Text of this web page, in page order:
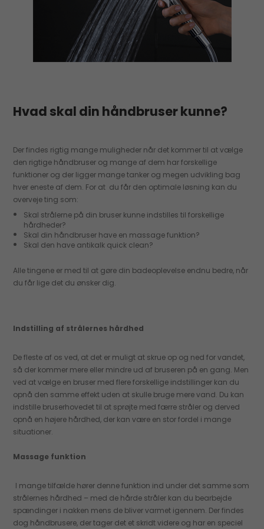
Hvad skal din håndbruser kunne?
Der findes rigtig mange muligheder når det kommer til at vælge
den rigtige håndbruser og mange af dem har forskellige
funktioner og der ligger mange tanker og megen udvikling bag
hver eneste af dem. For at du får den optimale løsning kan du
overveje ting som:
Skal strålerne på din bruser kunne indstilles til forskellige
hårdheder?
Skal din håndbruser have en massage funktion?
Skal den have antikalk quick clean?
Alle tingene er med til at gøre din badeoplevelse endnu bedre, når
du får lige det du ønsker dig.
Indstilling af strålernes hårdhed
De fleste af os ved, at det er muligt at skrue op og ned for vandet,
så der kommer mere eller mindre ud af bruseren på en gang. Men
ved at vælge en bruser med flere forskellige indstillinger kan du
opnå den samme effekt uden at skulle bruge mere vand. Du kan
indstille bruserhovedet til at sprøjte med færre stråler og derved
opnå en højere hårdhed, der kan være en stor fordel i mange
situationer.
Massage funktion
I mange tilfælde hører denne funktion ind under det samme som
strålernes hårdhed – med de hårde stråler kan du bearbejde
spændinger i nakken mens de bliver varmet igennem. Der findes
dog håndbrusere, der tager det et skridt videre og har en speciel